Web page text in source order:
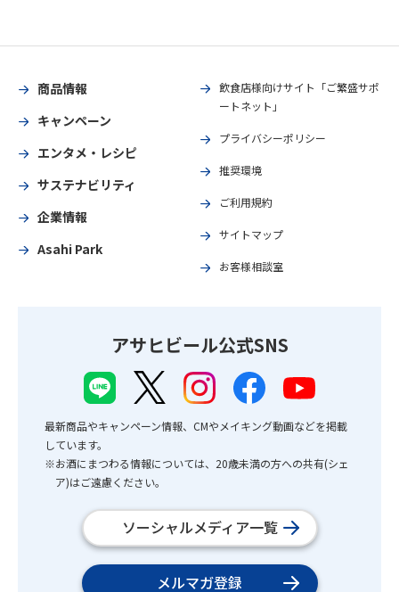
商品情報
キャンペーン
エンタメ・レシピ
サステナビリティ
企業情報
Asahi Park
飲食店様向けサイト「ご繁盛サポ
ートネット」
プライバシーポリシー
推奨環境
ご利用規約
サイトマップ
お客様相談室
アサヒビール公式SNS
最新商品やキャンペーン情報、CMやメイキング動画などを掲載
しています。
※お酒にまつわる情報については、20歳未満の方への共有(シェ
ア)はご遠慮ください。
ソーシャルメディア一覧
メルマガ登録